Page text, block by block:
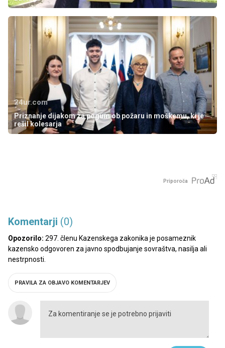
24ur.com
Priznanje dijakom za pogum ob požaru in moškemu, ki je
rešil kolesarja
Priporoča
Komentarji (0)
Opozorilo: 297. členu Kazenskega zakonika je posameznik
kazensko odgovoren za javno spodbujanje sovraštva, nasilja ali
nestrpnosti.
PRAVILA ZA OBJAVO KOMENTARJEV